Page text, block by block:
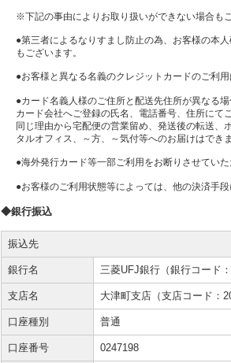
※下記の事由によりお取り扱いができない場合もご
●第三者によるなりすまし防止の為、お客様の本
もございます。
●お客様と異なる名義のクレジットカードのご利用
●カード名義人様のご住所と配送先住所が異なる
カード会社へご登録の氏名、電話番号、住所にて
同じ理由から宅配便の営業留め、発送後の転送、
タルオフィス、～方、～気付等へのお届けはでき
●海外発行カード等一部ご利用をお断りさせていた
●お客様のご利用状態等によっては、他の決済手
◆銀行振込
振込先
銀行名 三菱UFJ銀行（銀行コード：
支店名 大津町支店（支店コード：
口座種別 普通
口座番号 0247198